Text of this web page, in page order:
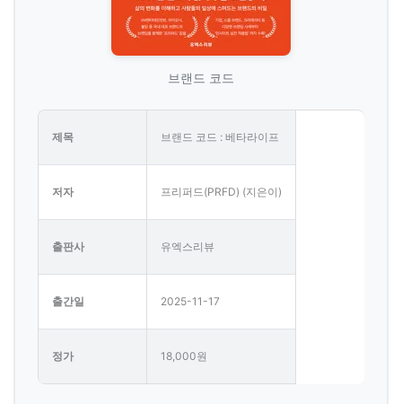
브랜드 코드
제목 브랜드 코드 : 베타라이프
저자 프리퍼드(PRFD) (지은이)
출판사 유엑스리뷰
출간일 2025-11-17
정가 18,000원